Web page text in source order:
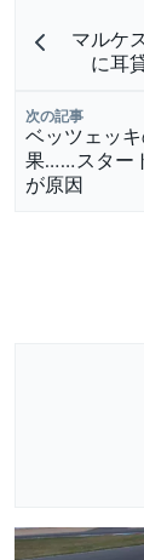
マルケ
に耳
次の記事
ベッツェッ
果……スター
が原因